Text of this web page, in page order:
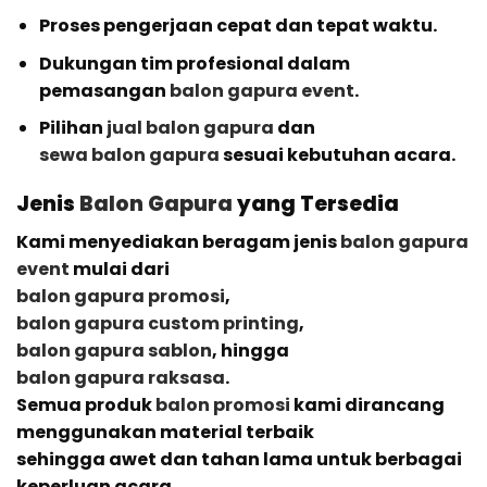
Proses pengerjaan cepat dan tepat waktu.
Dukungan tim profesional dalam
pemasangan balon gapura event.
Pilihan jual balon gapura dan
sewa balon gapurasesuai kebutuhan acara.
Jenis Balon Gapurayang Tersedia
Kami menyediakan beragam jenisbalon gapura
event mulai dari
balon gapura promosi,
balon gapura custom printing,
balon gapura sablon, hingga
balon gapura raksasa.
Semua produkbalon promosi kami dirancang
menggunakan material terbaik
sehingga awet dan tahan lama untuk berbagai